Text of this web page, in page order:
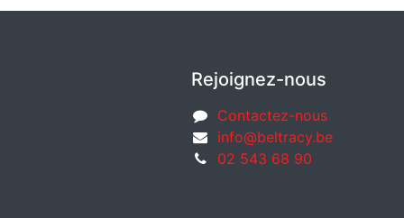
Rejoignez-nous
Contactez-nous
info@beltracy.be
02 543 68 90